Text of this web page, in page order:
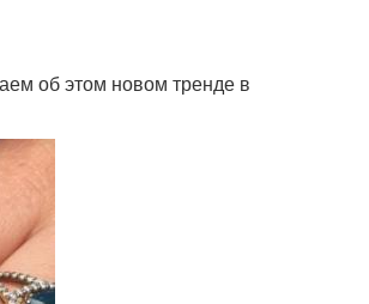
об этом новом тренде в